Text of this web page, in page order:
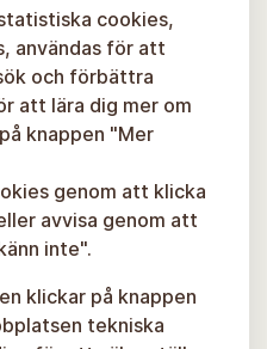
cookies,
användas för att
och förbättra
att lära dig mer om
knappen "Mer
genom att klicka
avvisa genom att
inte".
klickar på knappen
tekniska